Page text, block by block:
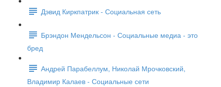
Дэвид Киркпатрик - Социальная сеть
Брэндон Мендельсон - Социальные медиа - это
бред
Андрей Парабеллум, Николай Мрочковский,
Владимир Калаев - Социальные сети